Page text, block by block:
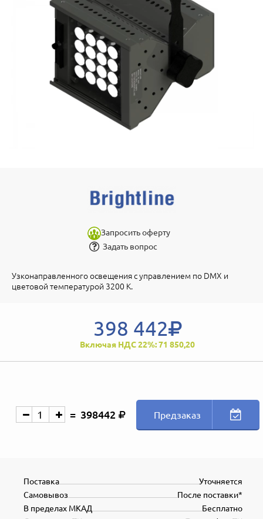
Запросить оферту
Задать вопрос
Узконаправленного освещения с управлением по DMX и
цветовой температурой 3200 К.
398 442
Включая НДС 22%: 71 850,20
398442 Предзаказ
Уточняется
Поставка
После поставки*
Самовывоз
Бесплатно
В пределах МКАД